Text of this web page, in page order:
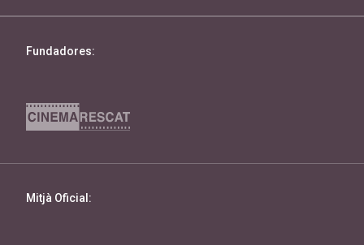
Fundadores:
Mitjà Oficial: